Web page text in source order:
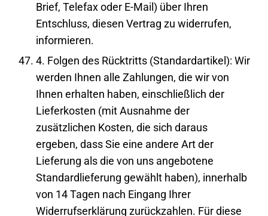
Brief, Telefax oder E-Mail) über Ihren
Entschluss, diesen Vertrag zu widerrufen,
informieren.
4. Folgen des Rücktritts (Standardartikel): Wir
werden Ihnen alle Zahlungen, die wir von
Ihnen erhalten haben, einschließlich der
Lieferkosten (mit Ausnahme der
zusätzlichen Kosten, die sich daraus
ergeben, dass Sie eine andere Art der
Lieferung als die von uns angebotene
Standardlieferung gewählt haben), innerhalb
von 14 Tagen nach Eingang Ihrer
Widerrufserklärung zurückzahlen. Für diese